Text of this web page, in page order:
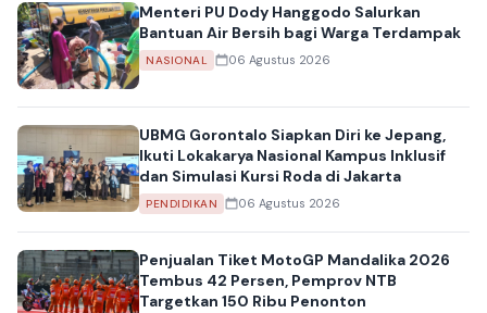
Menteri PU Dody Hanggodo Salurkan
Bantuan Air Bersih bagi Warga Terdampak
NASIONAL 06 Agustus 2026
UBMG Gorontalo Siapkan Diri ke Jepang,
Ikuti Lokakarya Nasional Kampus Inklusif
dan Simulasi Kursi Roda di Jakarta
PENDIDIKAN 06 Agustus 2026
Penjualan Tiket MotoGP Mandalika 2026
Tembus 42 Persen, Pemprov NTB
Targetkan 150 Ribu Penonton